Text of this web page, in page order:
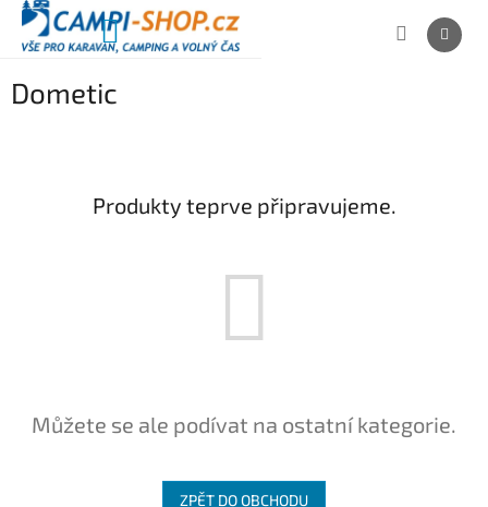
Přejít
obsah
NÁKUPNÍ
Dometic
Produkty teprve připravujeme.
Můžete se ale podívat na ostatní kategorie.
ZPĚT DO OBCHODU